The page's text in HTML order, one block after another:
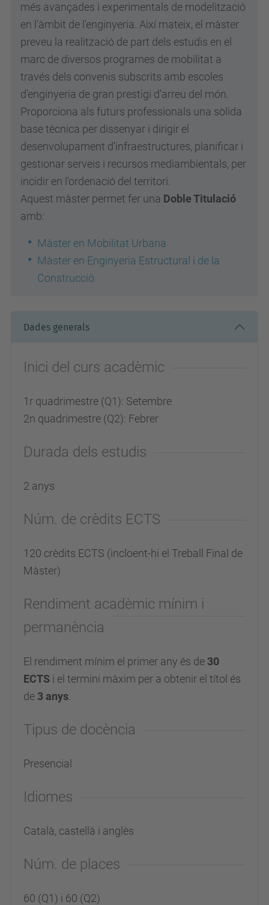
més avançades i experimentals de modelització
en l'àmbit de l'enginyeria. Així mateix, el màster
preveu la realització de part dels estudis en el
marc de diversos programes de mobilitat a
través dels convenis subscrits amb escoles
d'enginyeria de gran prestigi d'arreu del món.
Proporciona als futurs professionals una sòlida
base tècnica per dissenyar i dirigir el
desenvolupament d'infraestructures, planificar i
gestionar serveis i recursos mediambientals, per
incidir en l'ordenació del territori.
Aquest màster permet fer una Doble Titulació
amb:
Màster en Mobilitat Urbana
Màster en Enginyeria Estructural i de la
Construcció
Dades generals
Inici del curs acadèmic
1r quadrimestre (Q1): Setembre
2n quadrimestre (Q2): Febrer
Durada dels estudis
2 anys
Núm. de crèdits ECTS
120 crèdits ECTS (incloent-hi el Treball Final de
Màster)
Rendiment acadèmic mínim i
permanència
El rendiment mínim el primer any és de 30
ECTS i el termini màxim per a obtenir el títol és
de 3 anys
Tipus de docència
Presencial
Idiomes
Català, castellà i anglès
Núm. de places
60 (Q1) i 60 (Q2)